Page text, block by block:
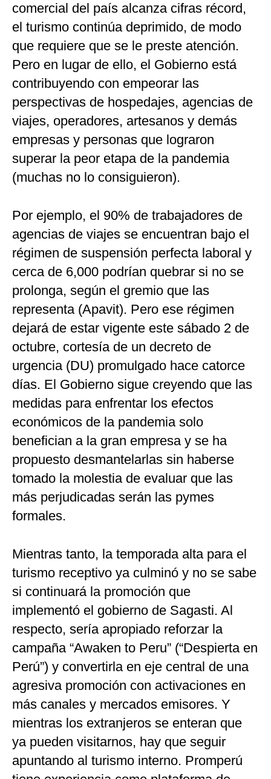
comercial del país alcanza cifras récord,
el turismo continúa deprimido, de modo
que requiere que se le preste atención.
Pero en lugar de ello, el Gobierno está
contribuyendo con empeorar las
perspectivas de hospedajes, agencias de
viajes, operadores, artesanos y demás
empresas y personas que lograron
superar la peor etapa de la pandemia
(muchas no lo consiguieron).
Por ejemplo, el 90% de trabajadores de
agencias de viajes se encuentran bajo el
régimen de suspensión perfecta laboral y
cerca de 6,000 podrían quebrar si no se
prolonga, según el gremio que las
representa (Apavit). Pero ese régimen
dejará de estar vigente este sábado 2 de
octubre, cortesía de un decreto de
urgencia (DU) promulgado hace catorce
días. El Gobierno sigue creyendo que las
medidas para enfrentar los efectos
económicos de la pandemia solo
benefician a la gran empresa y se ha
propuesto desmantelarlas sin haberse
tomado la molestia de evaluar que las
más perjudicadas serán las pymes
formales.
Mientras tanto, la temporada alta para el
turismo receptivo ya culminó y no se sabe
si continuará la promoción que
implementó el gobierno de Sagasti. Al
respecto, sería apropiado reforzar la
campaña “Awaken to Peru” (“Despierta en
Perú”) y convertirla en eje central de una
agresiva promoción con activaciones en
más canales y mercados emisores. Y
mientras los extranjeros se enteran que
ya pueden visitarnos, hay que seguir
apuntando al turismo interno. Promperú